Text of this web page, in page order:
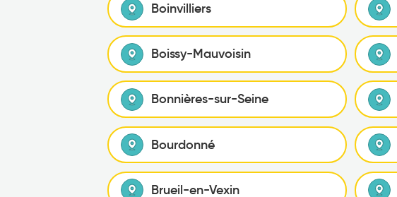
Boinvilliers
Boissy-Mauvoisin
Bonnières-sur-Seine
Bourdonné
Brueil-en-Vexin